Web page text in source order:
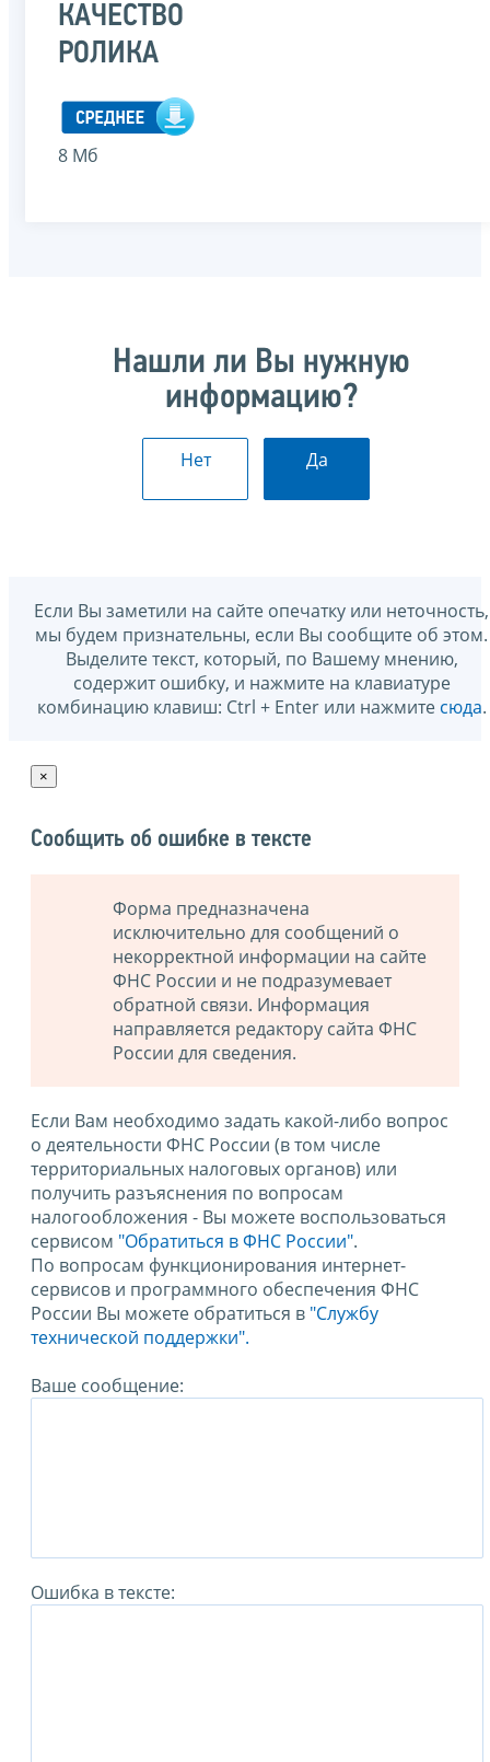
КАЧЕСТВО
РОЛИКА
8 Мб
Нашли ли Вы нужную
информацию?
Нет Да
Если Вы заметили на сайте опечатку или неточность,
мы будем признательны, если Вы сообщите об этом.
Выделите текст, который, по Вашему мнению,
содержит ошибку, и нажмите на клавиатуре
комбинацию клавиш: Ctrl + Enter или нажмите сюда.
×
Сообщить об ошибке в тексте
Форма предназначена
исключительно для сообщений о
некорректной информации на сайте
ФНС России и не подразумевает
обратной связи. Информация
направляется редактору сайта ФНС
России для сведения.
Если Вам необходимо задать какой-либо вопрос
о деятельности ФНС России (в том числе
территориальных налоговых органов) или
получить разъяснения по вопросам
налогообложения - Вы можете воспользоваться
сервисом "Обратиться в ФНС России".
По вопросам функционирования интернет-
сервисов и программного обеспечения ФНС
России Вы можете обратиться в "Службу
технической поддержки".
Ваше сообщение:
Ошибка в тексте: